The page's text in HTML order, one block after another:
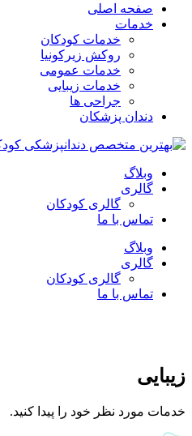
صفحه اصلی
خدمات
خدمات کودکان
روکش زیرکونیا
خدمات عمومی
خدمات زیبایی
جراحی ها
دندان پزشکان
وبلاگ
گالری
گالری کودکان
تماس با ما
وبلاگ
گالری
گالری کودکان
تماس با ما
زیبایی
خدمات مورد نظر خود را پیدا کنید.